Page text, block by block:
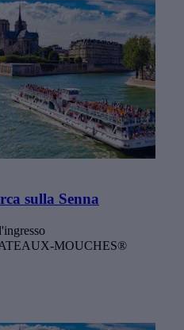
sulla Senna
MOUCHES®